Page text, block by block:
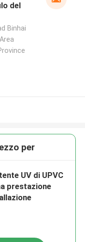
del
Binhai
per
UV di UPVC
prestazione